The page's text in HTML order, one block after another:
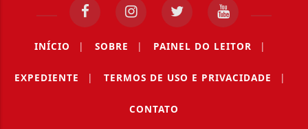
INÍCIO | SOBRE | PAINEL DO LEITOR |
EXPEDIENTE | TERMOS DE USO E PRIVACIDADE |
CONTATO